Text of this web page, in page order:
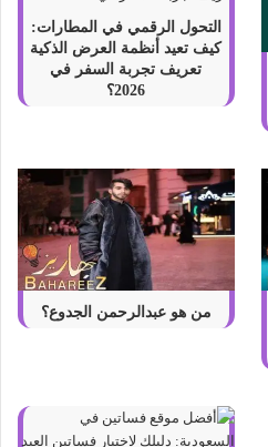
التحول الرقمي في المطارات:
كيف تعيد أنظمة العرض الذكية
تعريف تجربة السفر في
2026؟
من هو عبدالرحمن الجدوع؟